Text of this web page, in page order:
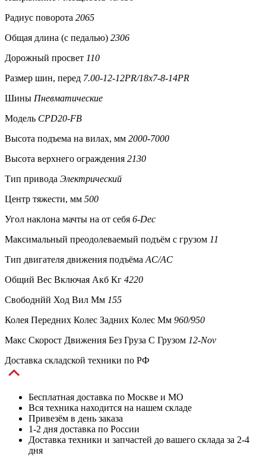
Радиус поворота 2065
Общая длина (с педалью) 2306
Дорожный просвет 110
Размер шин, перед 7.00-12-12PR/18x7-8-14PR
Шины Пневматические
Модель CPD20-FB
Высота подъема на вилах, мм 2000-7000
Высота верхнего ограждения 2130
Тип привода Электрический
Центр тяжести, мм 500
Угол наклона мачты на от себя 6-Dec
Максимальный преодолеваемый подъём с грузом 11
Тип двигателя движения подъёма AC/AC
Общий Вес Включая Акб Кг 4220
Свободнйй Ход Вил Мм 155
Колея Передних Колес Задних Колес Мм 960/950
Макс Скорост Движения Без Груза С Грузом 12-Nov
Доставка складской техники по РФ
Бесплатная доставка по Москве и МО
Вся техника находится на нашем складе
Привезём в день заказа
1-2 дня доставка по России
Доставка техники и запчастей до вашего склада за 2-4
дня